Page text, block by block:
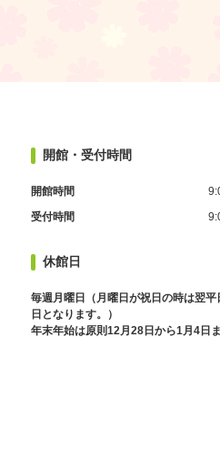
開館・受付時間
開館時間
受付時間
休館日
毎週月曜日（月曜日が祝日の時は翌平
日となります。）
年末年始は原則12月28日から1月4日